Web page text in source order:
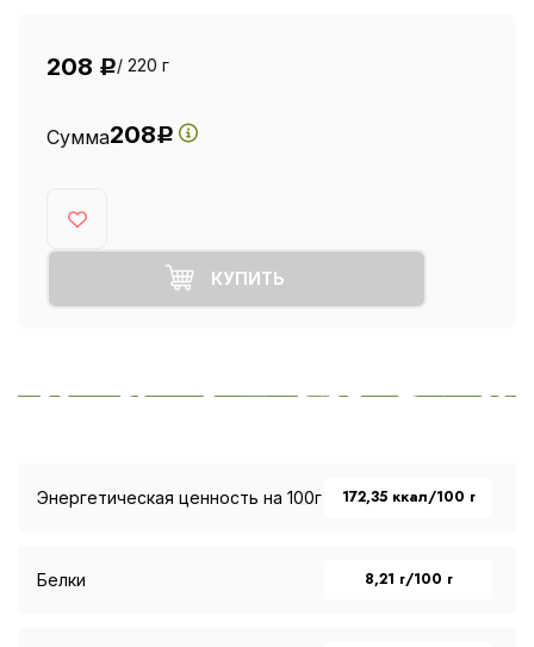
208 Р/ 220 г
Сумма208Р
КУПИТЬ
Энергетическая ценность на 100г 172,35 ккал/100 г
Белки 8,21 г/100 г